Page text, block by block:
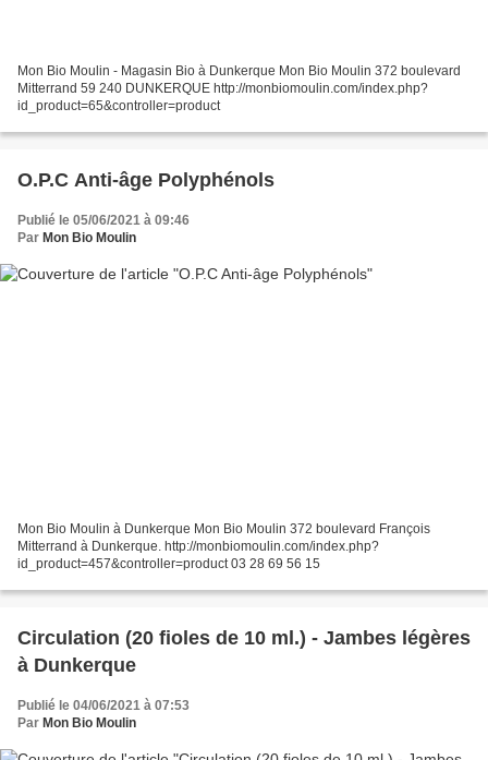
Mon Bio Moulin - Magasin Bio à Dunkerque Mon Bio Moulin 372 boulevard
Mitterrand 59 240 DUNKERQUE http://monbiomoulin.com/index.php?
id_product=65&controller=product
O.P.C Anti-âge Polyphénols
Publié le 05/06/2021 à 09:46
Par Mon Bio Moulin
Mon Bio Moulin à Dunkerque Mon Bio Moulin 372 boulevard François
Mitterrand à Dunkerque. http://monbiomoulin.com/index.php?
id_product=457&controller=product 03 28 69 56 15
Circulation (20 fioles de 10 ml.) - Jambes légères
à Dunkerque
Publié le 04/06/2021 à 07:53
Par Mon Bio Moulin